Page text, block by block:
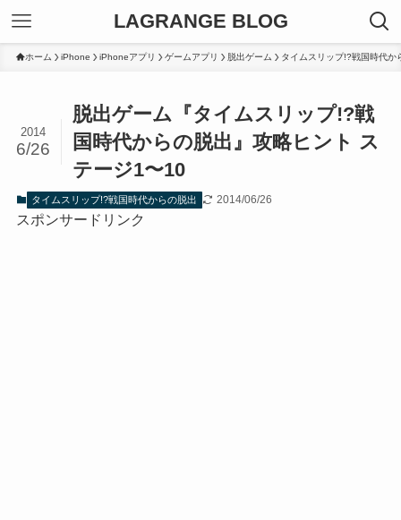
LAGRANGE BLOG
ホーム iPhone iPhoneアプリ ゲームアプリ 脱出ゲーム タイムスリップ!?戦国時代か
脱出ゲーム『タイムスリップ!?戦
国時代からの脱出』攻略ヒント ス
テージ1〜10
2014
6/26
タイムスリップ!?戦国時代からの脱出 2014/06/26
スポンサードリンク